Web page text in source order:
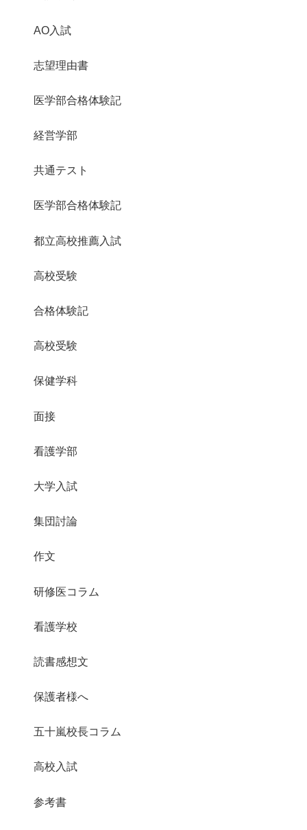
AO入試
志望理由書
医学部合格体験記
経営学部
共通テスト
医学部合格体験記
都立高校推薦入試
高校受験
合格体験記
高校受験
保健学科
面接
看護学部
大学入試
集団討論
作文
研修医コラム
看護学校
読書感想文
保護者様へ
五十嵐校長コラム
高校入試
参考書